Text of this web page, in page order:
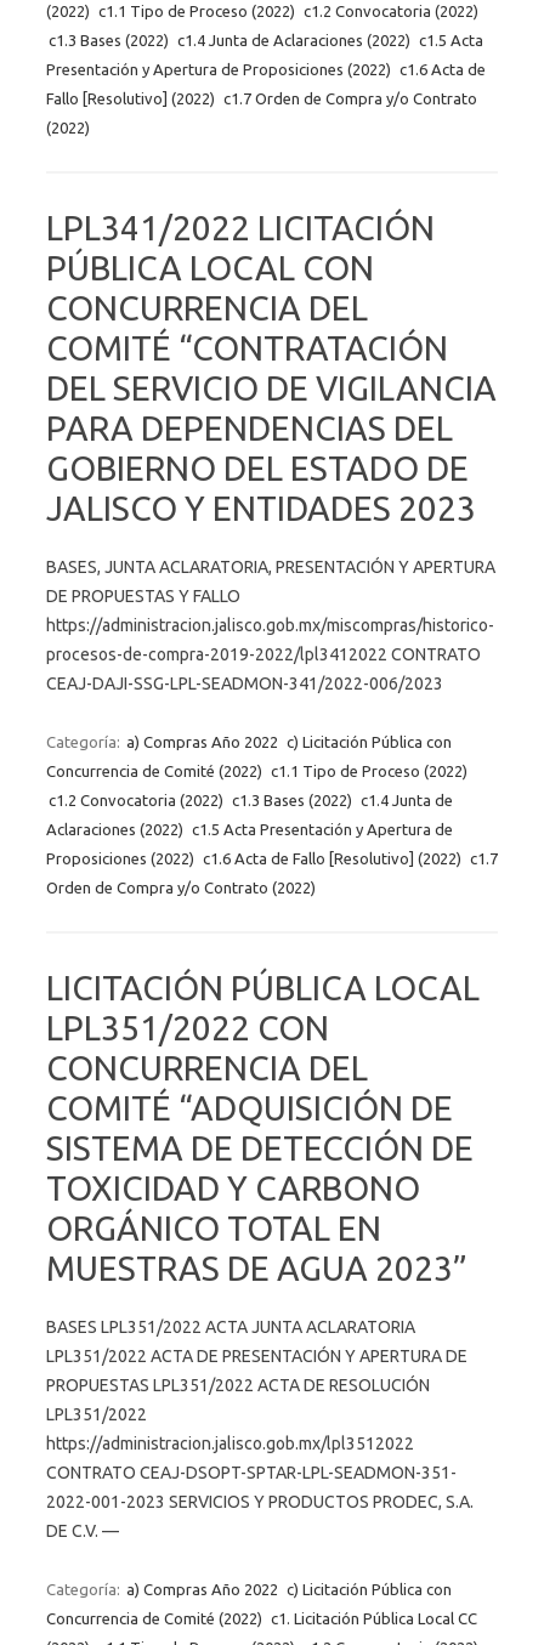
(2022) c1.1 Tipo de Proceso (2022) c1.2 Convocatoria (2022)
c1.3 Bases (2022) c1.4 Junta de Aclaraciones (2022) c1.5 Acta
Presentación y Apertura de Proposiciones (2022) c1.6 Acta de
Fallo [Resolutivo] (2022) c1.7 Orden de Compra y/o Contrato
(2022)
LPL341/2022 LICITACIÓN
PÚBLICA LOCAL CON
CONCURRENCIA DEL
COMITÉ “CONTRATACIÓN
DEL SERVICIO DE VIGILANCIA
PARA DEPENDENCIAS DEL
GOBIERNO DEL ESTADO DE
JALISCO Y ENTIDADES 2023
BASES, JUNTA ACLARATORIA, PRESENTACIÓN Y APERTURA
DE PROPUESTAS Y FALLO
https://administracion.jalisco.gob.mx/miscompras/historico-
procesos-de-compra-2019-2022/lpl3412022 CONTRATO
CEAJ-DAJI-SSG-LPL-SEADMON-341/2022-006/2023
Categoría: a) Compras Año 2022 c) Licitación Pública con
Concurrencia de Comité (2022) c1.1 Tipo de Proceso (2022)
c1.2 Convocatoria (2022) c1.3 Bases (2022) c1.4 Junta de
Aclaraciones (2022) c1.5 Acta Presentación y Apertura de
Proposiciones (2022) c1.6 Acta de Fallo [Resolutivo] (2022) c1.7
Orden de Compra y/o Contrato (2022)
LICITACIÓN PÚBLICA LOCAL
LPL351/2022 CON
CONCURRENCIA DEL
COMITÉ “ADQUISICIÓN DE
SISTEMA DE DETECCIÓN DE
TOXICIDAD Y CARBONO
ORGÁNICO TOTAL EN
MUESTRAS DE AGUA 2023”
BASES LPL351/2022 ACTA JUNTA ACLARATORIA
LPL351/2022 ACTA DE PRESENTACIÓN Y APERTURA DE
PROPUESTAS LPL351/2022 ACTA DE RESOLUCIÓN
LPL351/2022
https://administracion.jalisco.gob.mx/lpl3512022
CONTRATO CEAJ-DSOPT-SPTAR-LPL-SEADMON-351-
2022-001-2023 SERVICIOS Y PRODUCTOS PRODEC, S.A.
DE C.V. —
Categoría: a) Compras Año 2022 c) Licitación Pública con
Concurrencia de Comité (2022) c1. Licitación Pública Local CC